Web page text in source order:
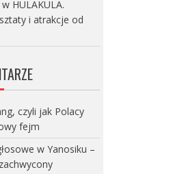
HULAKULA.
i atrakcje od
czyli jak Polacy
fejm
w Yanosiku –